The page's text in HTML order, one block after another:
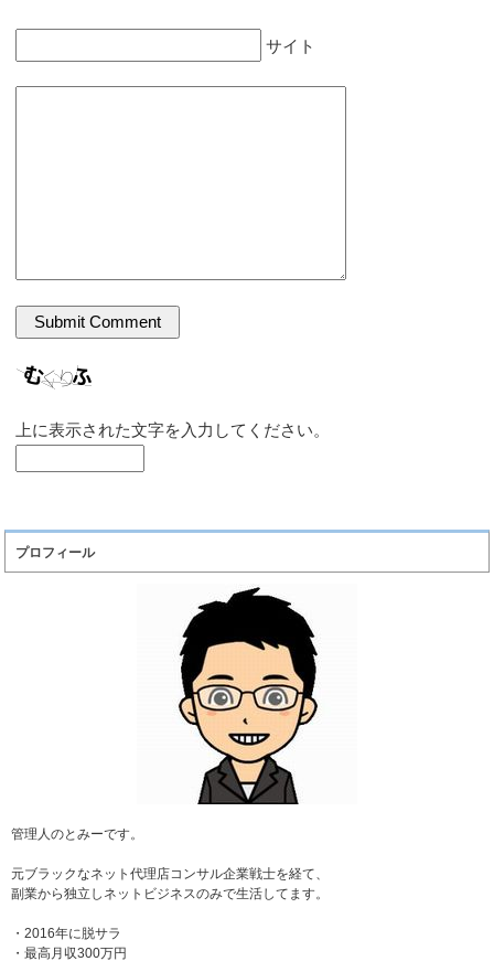
サイト
上に表示された文字を入力してください。
プロフィール
管理人のとみーです。
元ブラックなネット代理店コンサル企業戦士を経て、
副業から独立しネットビジネスのみで生活してます。
・2016年に脱サラ
・最高月収300万円